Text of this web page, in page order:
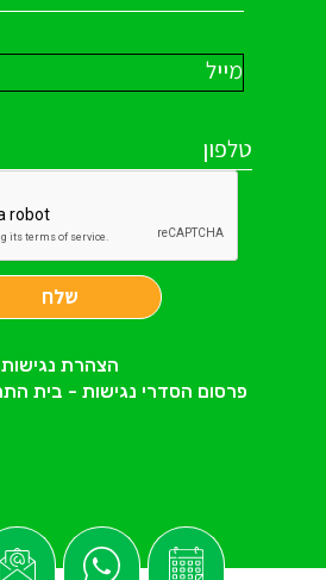
שלח
הצהרת נגישות
פרסום הסדרי נגישות - בית